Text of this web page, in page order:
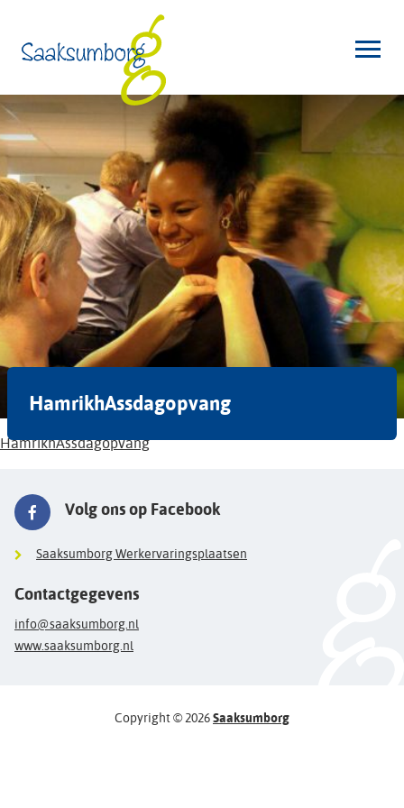
HamrikhAssdagopvang
HamrikhAssdagopvang
Volg ons op Facebook
Saaksumborg Werkervaringsplaatsen
Contactgegevens
info@saaksumborg.nl
www.saaksumborg.nl
Copyright © 2026Saaksumborg